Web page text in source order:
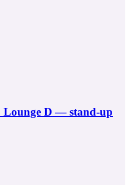
Lounge D — stand-up